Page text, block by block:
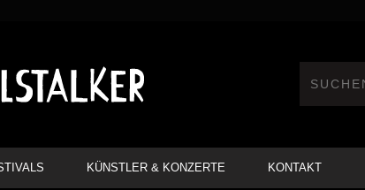
KÜNSTLER & KONZERTE KONTAKT